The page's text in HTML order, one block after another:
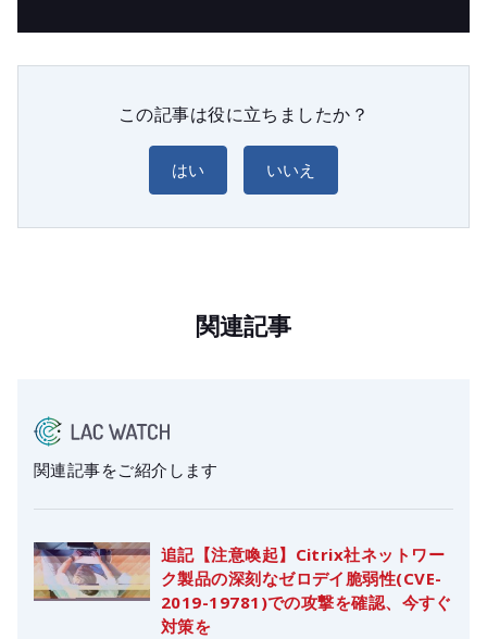
この記事は役に立ちましたか？
はい いいえ
関連記事
関連記事をご紹介します
追記【注意喚起】Citrix社ネットワー
ク製品の深刻なゼロデイ脆弱性(CVE-
2019-19781)での攻撃を確認、今すぐ
対策を